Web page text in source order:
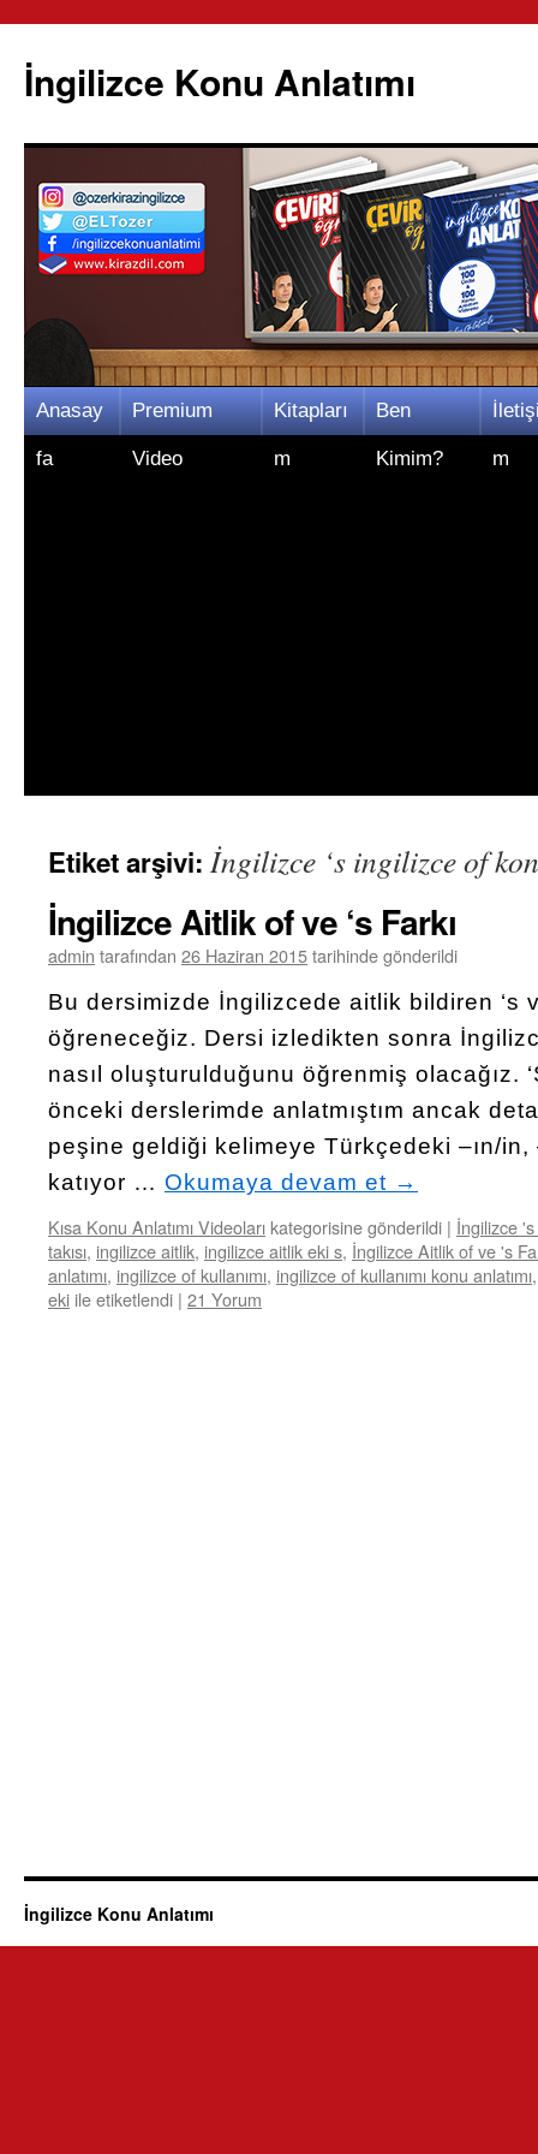
İngilizce Konu Anlatımı
İçeriğe
atla
Anasay
fa
Premium
Video
Kitapları
m
Ben
Kimim? m
Etiket arşivi: İngilizce ‘s ingilizce of
İngilizce Aitlik of ve ‘s Farkı
admin tarafından 26 Haziran 2015tarihinde gönderildi
Bu dersimizde İngilizcede aitlik bildiren ‘s
öğreneceğiz. Dersi izledikten sonra
nasıl oluşturulduğunu öğrenmiş olacağız.
önceki derslerimde anlatmıştım ancak
peşine geldiği kelimeye Türkçedeki –ın/in,
katıyor … Okumaya devam et →
Kısa Konu Anlatımı Videoları kategorisine gönderildi | İngilizce 's
takısı, ingilizce aitlik, ingilizce aitlik eki s, İngilizce Aitlik of ve 's
anlatımı, ingilizce of kullanımı, ingilizce of kullanımı konu anlatımı
eki ile etiketlendi | 21 Yorum
İngilizce Konu Anlatımı